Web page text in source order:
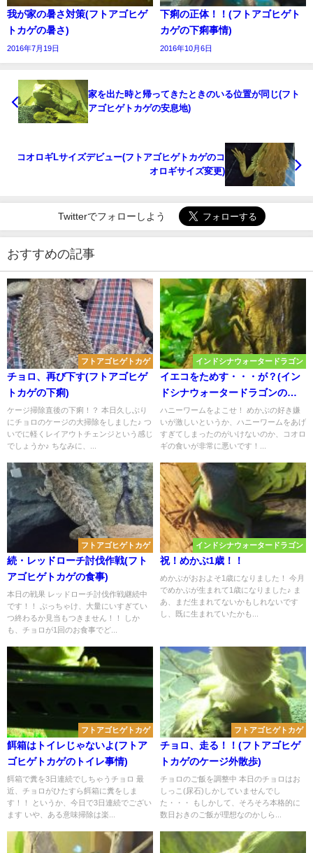
我が家の暑さ対策(フトアゴヒゲ
トカゲの暑さ)
2016年7月19日
下痢の正体！！(フトアゴヒゲト
カゲの下痢事情)
2016年10月6日
家を出た時と帰ってきたときのいる位置が同じ(フト
アゴヒゲトカゲの安息地)
コオロギLサイズデビュー(フトアゴヒゲトカゲのコ
オロギサイズ変更)
Twitterでフォローしよう
おすすめの記事
フトアゴヒゲトカゲ
チョロ、再び下す(フトアゴヒゲ
トカゲの下痢)
ケージ掃除直後の下痢！？ 本日久しぶり
にチョロのケージの大掃除をしました♪ つ
いでに軽くレイアウトチェンジという感じ
でしょうか♪ ちなみに、...
インドシナウォータードラゴン
イエコをためす・・・が？(イン
ドシナウォータードラゴンの偏
食)
ハニーワームをよこせ！ めかぶの好き嫌
いが激しいというか、ハニーワームをあげ
すぎてしまったのがいけないのか、コオロ
ギの食いが非常に悪いです！...
フトアゴヒゲトカゲ
続・レッドローチ討伐作戦(フト
アゴヒゲトカゲの食事)
本日の戦果 レッドローチ討伐作戦継続中
です！！ ぶっちゃけ、大量にいすぎてい
つ終わるか見当もつきません！！ しか
も、チョロが1回のお食事でど...
インドシナウォータードラゴン
祝！めかぶ1歳！！
めかぶがおおよそ1歳になりました！ 今月
でめかぶが生まれて1歳になりました♪ ま
あ、まだ生まれてないかもしれないです
し、既に生まれていたかも...
フトアゴヒゲトカゲ
餌箱はトイレじゃないよ(フトア
ゴヒゲトカゲのトイレ事情)
餌箱で糞を3日連続でしちゃうチョロ 最
近、チョロがひたすら餌箱に糞をしま
す！！ というか、今日で3日連続でござい
ます いや、ある意味掃除は楽...
フトアゴヒゲトカゲ
チョロ、走る！！(フトアゴヒゲ
トカゲのケージ外散歩)
チョロのご飯を調整中 本日のチョロはお
しっこ(尿石)しかしていませんでし
た・・・ もしかして、そろそろ本格的に
数日おきのご飯が理想なのかしら...